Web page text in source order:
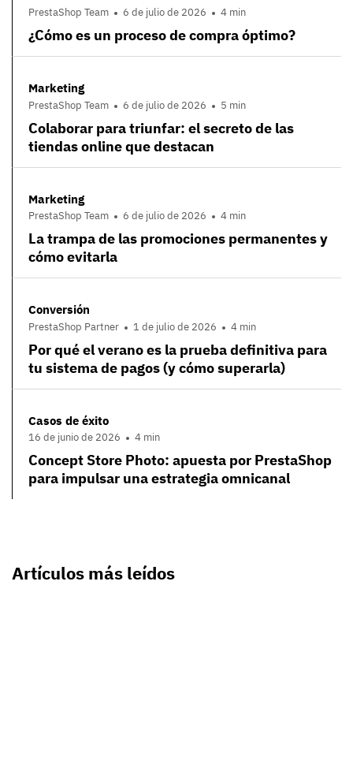
PrestaShop Team 6 de julio de 2026 4 min
¿Cómo es un proceso de compra óptimo?
Marketing
PrestaShop Team 6 de julio de 2026 5 min
Colaborar para triunfar: el secreto de las
tiendas online que destacan
Marketing
PrestaShop Team 6 de julio de 2026 4 min
La trampa de las promociones permanentes y
cómo evitarla
Conversión
PrestaShop Partner 1 de julio de 2026 4 min
Por qué el verano es la prueba definitiva para
tu sistema de pagos (y cómo superarla)
Casos de éxito
16 de junio de 2026 4 min
Concept Store Photo: apuesta por PrestaShop
para impulsar una estrategia omnicanal
Artículos más leídos